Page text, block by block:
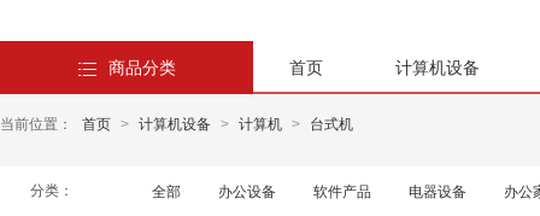
商品分类 首页 计算机设备
当前位置： 首页 > 计算机设备 > 计算机 > 台式机
分类： 全部 办公设备 软件产品 电器设备 办公